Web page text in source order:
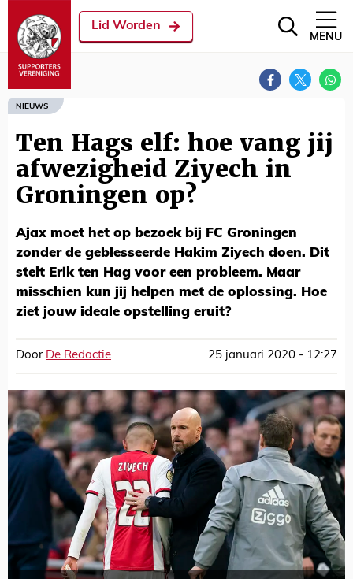
Lid Worden
MENU
NIEUWS
Ten Hags elf: hoe vang jij
afwezigheid Ziyech in
Groningen op?
Ajax moet het op bezoek bij FC Groningen
zonder de geblesseerde Hakim Ziyech doen. Dit
stelt Erik ten Hag voor een probleem. Maar
misschien kun jij helpen met de oplossing. Hoe
ziet jouw ideale opstelling eruit?
Door De Redactie 25 januari 2020 - 12:27